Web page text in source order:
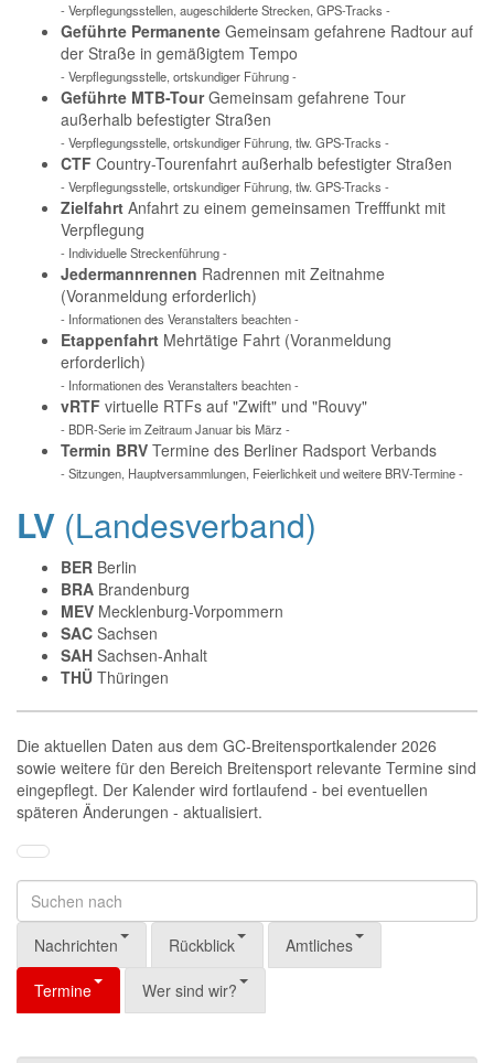
- Verpflegungsstellen, augeschilderte Strecken, GPS-Tracks -
Geführte Permanente Gemeinsam gefahrene Radtour auf
der Straße in gemäßigtem Tempo
- Verpflegungsstelle, ortskundiger Führung -
Geführte MTB-TourGemeinsam gefahrene Tour
außerhalb befestigter Straßen
- Verpflegungsstelle, ortskundiger Führung, tlw. GPS-Tracks -
CTF Country-Tourenfahrt außerhalb befestigter Straßen
- Verpflegungsstelle, ortskundiger Führung, tlw. GPS-Tracks -
Zielfahrt Anfahrt zu einem gemeinsamen Trefffunkt mit
Verpflegung
- Individuelle Streckenführung -
Jedermannrennen Radrennen mit Zeitnahme
(Voranmeldung erforderlich)
- Informationen des Veranstalters beachten -
Etappenfahrt Mehrtätige Fahrt (Voranmeldung
erforderlich)
- Informationen des Veranstalters beachten -
vRTF virtuelle RTFs auf "Zwift" und "Rouvy"
- BDR-Serie im Zeitraum Januar bis März -
Termin BRV Termine des Berliner Radsport Verbands
- Sitzungen, Hauptversammlungen, Feierlichkeit und weitere BRV-Termine -
LV (Landesverband)
BER Berlin
BRA Brandenburg
MEV Mecklenburg-Vorpommern
SAC Sachsen
SAH Sachsen-Anhalt
THÜ Thüringen
Die aktuellen Daten aus dem GC-Breitensportkalender 2026
sowie weitere für den Bereich Breitensport relevante Termine sind
eingepflegt. Der Kalender wird fortlaufend - bei eventuellen
späteren Änderungen - aktualisiert.
Nachrichten Rückblick Amtliches
Termine Wer sind wir?